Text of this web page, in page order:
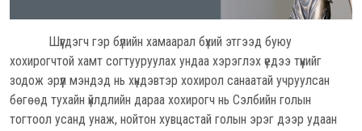
Шүүгдэгч гэр бүлийн хамаарал бүхий этгээд буюу
хохирогчтой хамт согтууруулах ундаа хэрэглэх үедээ түүнийг
зодож эрүүл мэндэд нь хүндэвтэр хохирол санаатай учруулсан
бөгөөд тухайн үйлдлийн дараа хохирогч нь Сэлбийн голын
тогтоол усанд унаж, нойтон хувцастай голын эрэг дээр удаан